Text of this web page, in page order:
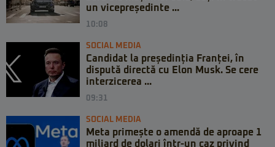
un vicepreședinte ...
10:08
SOCIAL MEDIA
Candidat la președinția Franței, în
dispută directă cu Elon Musk. Se cere
interzicerea ...
09:31
SOCIAL MEDIA
Meta primește o amendă de aproape 1
miliard de dolari într-un caz privind